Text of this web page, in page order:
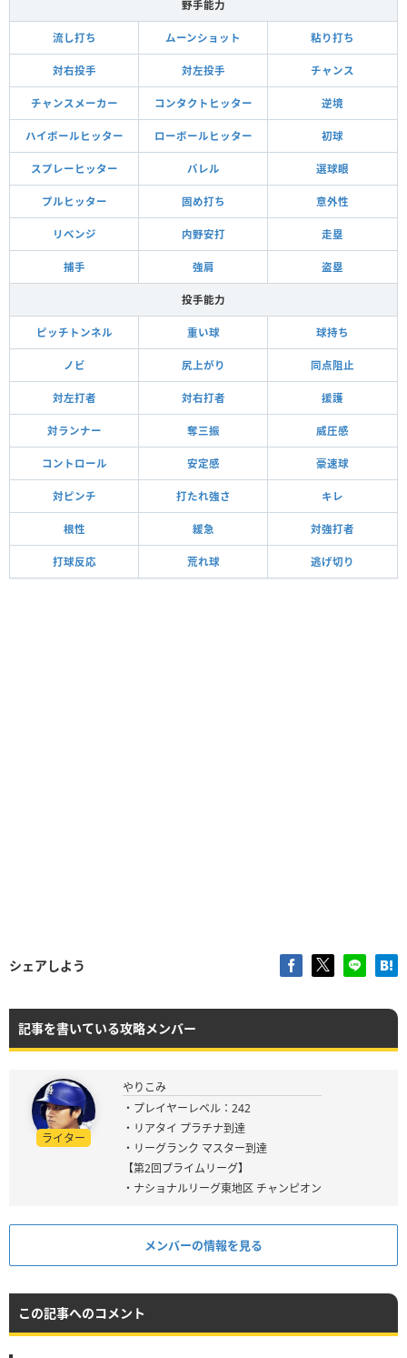
野手能力
流し打ち ムーンショット 粘り打ち
対右投手 対左投手 チャンス
チャンスメーカー コンタクトヒッター 逆境
ハイボールヒッター ローボールヒッター 初球
スプレーヒッター バレル 選球眼
プルヒッター 固め打ち 意外性
リベンジ 内野安打 走塁
捕手 強肩 盗塁
投手能力
ピッチトンネル 重い球 球持ち
ノビ 尻上がり 同点阻止
対左打者 対右打者 援護
対ランナー 奪三振 威圧感
コントロール 安定感 豪速球
対ピンチ 打たれ強さ キレ
根性 緩急 対強打者
打球反応 荒れ球 逃げ切り
シェアしよう
記事を書いている攻略メンバー
ライター
やりこみ
・プレイヤーレベル：242
・リアタイ プラチナ到達
・リーグランク マスター到達
【第2回プライムリーグ】
・ナショナルリーグ東地区 チャンピオン
メンバーの情報を見る
この記事へのコメント